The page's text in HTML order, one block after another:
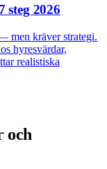
steg 2026
men kräver strategi.
hyresvärdar,
realistiska
och